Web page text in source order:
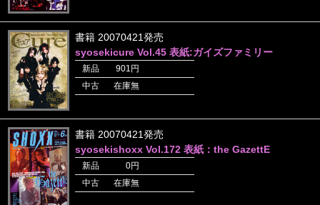
書籍 20070421発売
syosekicure Vol.45 表紙:ガイズファミリー
新品
901円
中古
在庫無
書籍 20070421発売
syosekishoxx Vol.172 表紙：the GazettE
新品
0円
中古
在庫無